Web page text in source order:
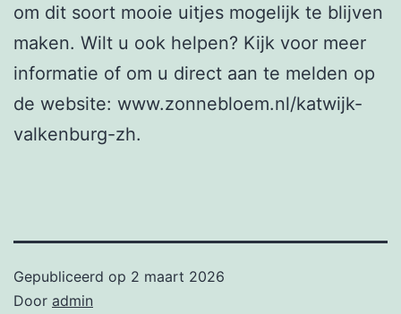
om dit soort mooie uitjes mogelijk te blijven
maken. Wilt u ook helpen? Kijk voor meer
informatie of om u direct aan te melden op
de website: www.zonnebloem.nl/katwijk-
valkenburg-zh.
Gepubliceerd op 2 maart 2026
Door admin